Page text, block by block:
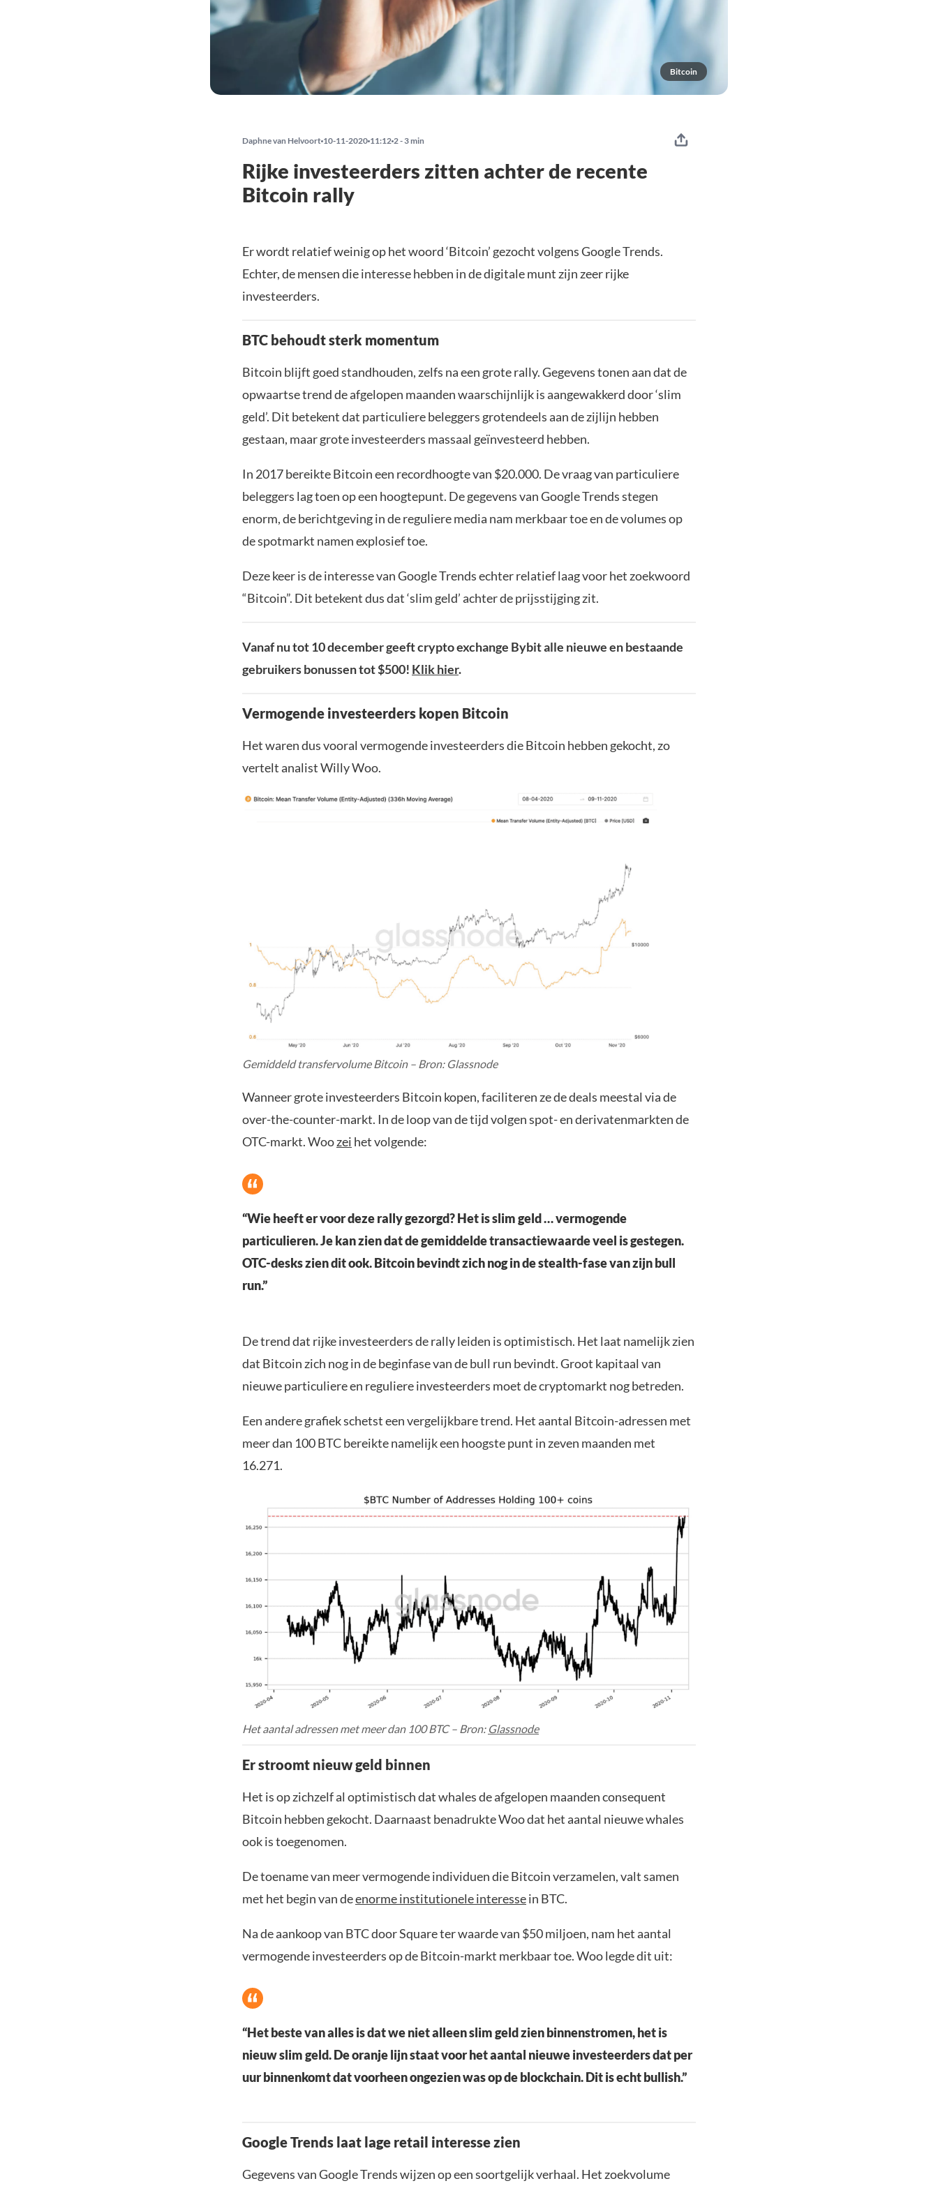
Bitcoin
Daphne van Helvoort 10-11-2020 11:12 2 - 3 min
Rijke investeerders zitten achter de recente
Bitcoin rally
Er wordt relatief weinig op het woord ‘Bitcoin’ gezocht volgens Google Trends.
Echter, de mensen die interesse hebben in de digitale munt zijn zeer rijke
investeerders.
BTC behoudt sterk momentum
Bitcoin blijft goed standhouden, zelfs na een grote rally. Gegevens tonen aan dat de
opwaartse trend de afgelopen maanden waarschijnlijk is aangewakkerd door ‘slim
geld’. Dit betekent dat particuliere beleggers grotendeels aan de zijlijn hebben
gestaan, maar grote investeerders massaal geïnvesteerd hebben.
In 2017 bereikte Bitcoin een recordhoogte van $20.000. De vraag van particuliere
beleggers lag toen op een hoogtepunt. De gegevens van Google Trends stegen
enorm, de berichtgeving in de reguliere media nam merkbaar toe en de volumes op
de spotmarkt namen explosief toe.
Deze keer is de interesse van Google Trends echter relatief laag voor het zoekwoord
“Bitcoin”. Dit betekent dus dat ‘slim geld’ achter de prijsstijging zit.
Vanaf nu tot 10 december geeft crypto exchange Bybit alle nieuwe en bestaande
gebruikers bonussen tot $500! Klik hier.
Vermogende investeerders kopen Bitcoin
Het waren dus vooral vermogende investeerders die Bitcoin hebben gekocht, zo
vertelt analist Willy Woo.
Gemiddeld transfervolume Bitcoin – Bron: Glassnode
Wanneer grote investeerders Bitcoin kopen, faciliteren ze de deals meestal via de
over-the-counter-markt. In de loop van de tijd volgen spot- en derivatenmarkten de
OTC-markt. Woozei het volgende:
“Wie heeft er voor deze rally gezorgd? Het is slim geld … vermogende
particulieren. Je kan zien dat de gemiddelde transactiewaarde veel is gestegen.
OTC-desks zien dit ook. Bitcoin bevindt zich nog in de stealth-fase van zijn bull
run.”
De trend dat rijke investeerders de rally leiden is optimistisch. Het laat namelijk zien
dat Bitcoin zich nog in de beginfase van de bull run bevindt. Groot kapitaal van
nieuwe particuliere en reguliere investeerders moet de cryptomarkt nog betreden.
Een andere grafiek schetst een vergelijkbare trend. Het aantal Bitcoin-adressen met
meer dan 100 BTC bereikte namelijk een hoogste punt in zeven maanden met
16.271.
Het aantal adressen met meer dan 100 BTC – Bron: Glassnode
Er stroomt nieuw geld binnen
Het is op zichzelf al optimistisch dat whales de afgelopen maanden consequent
Bitcoin hebben gekocht. Daarnaast benadrukte Woo dat het aantal nieuwe whales
ook is toegenomen.
De toename van meer vermogende individuen die Bitcoin verzamelen, valt samen
met het begin van deenorme institutionele interessein BTC.
Na de aankoop van BTC door Square ter waarde van $50 miljoen, nam het aantal
vermogende investeerders op de Bitcoin-markt merkbaar toe. Woo legde dit uit:
“Het beste van alles is dat we niet alleen slim geld zien binnenstromen, het is
nieuw slim geld. De oranje lijn staat voor het aantal nieuwe investeerders dat per
uur binnenkomt dat voorheen ongezien was op de blockchain. Dit is echt bullish.”
Google Trends laat lage retail interesse zien
Gegevens van Google Trends wijzen op een soortgelijk verhaal. Het zoekvolume